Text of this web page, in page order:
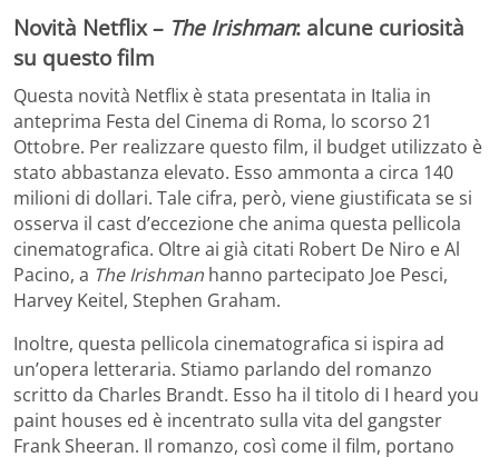
Novità Netflix – The Irishman: alcune curiosità
su questo film
Questa novità Netflix è stata presentata in Italia in
anteprima Festa del Cinema di Roma, lo scorso 21
Ottobre. Per realizzare questo film, il budget utilizzato è
stato abbastanza elevato. Esso ammonta a circa 140
milioni di dollari. Tale cifra, però, viene giustificata se si
osserva il cast d’eccezione che anima questa pellicola
cinematografica. Oltre ai già citati Robert De Niro e Al
Pacino, a The Irishman hanno partecipato Joe Pesci,
Harvey Keitel, Stephen Graham.
Inoltre, questa pellicola cinematografica si ispira ad
un’opera letteraria. Stiamo parlando del romanzo
scritto da Charles Brandt. Esso ha il titolo di I heard you
paint houses ed è incentrato sulla vita del gangster
Frank Sheeran. Il romanzo, così come il film, portano